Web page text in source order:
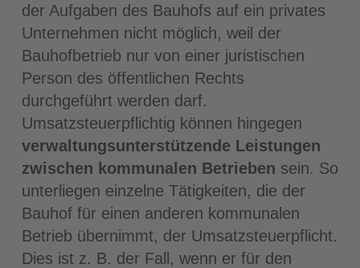
der Aufgaben des Bauhofs auf ein privates
Unternehmen nicht möglich, weil der
Bauhofbetrieb nur von einer juristischen
Person des öffentlichen Rechts
durchgeführt werden darf.
Umsatzsteuerpflichtig können hingegen
verwaltungsunterstützende Leistungen
zwischen kommunalen Betrieben sein. So
unterliegen einzelne Tätigkeiten, die der
Bauhof für einen anderen kommunalen
Betrieb übernimmt, der Umsatzsteuerpflicht.
Dies ist z. B. der Fall, wenn er für den